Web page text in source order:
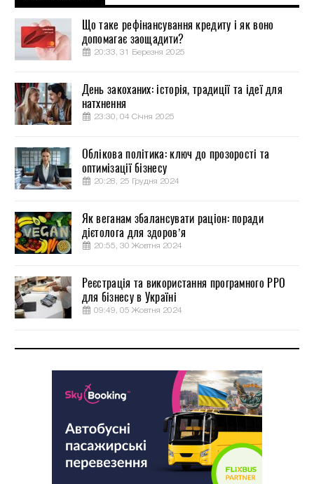
Що таке рефінансування кредиту і як воно
допомагає заощадити?
20:33, 31 Березня 2025
День закоханих: історія, традиції та ідеї для
натхнення
23:30, 04 Січня 2025
Облікова політика: ключ до прозорості та
оптимізації бізнесу
20:28, 25 Грудня 2024
Як веганам збалансувати раціон: поради
дієтолога для здоров’я
20:55, 30 Жовтня 2024
Реєстрація та використання програмного РРО
для бізнесу в Україні
09:49, 05 Жовтня 2024